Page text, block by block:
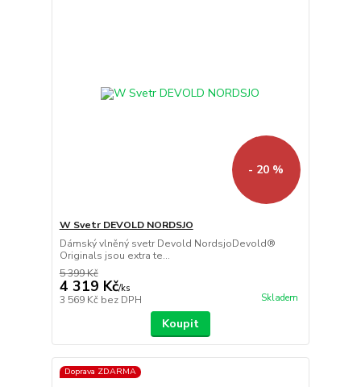
- 20 %
W Svetr DEVOLD NORDSJO
Dámský vlněný svetr Devold NordsjoDevold®
Originals jsou extra te...
5 399 Kč
4 319 Kč/ks
3 569 Kč bez DPH Skladem
Koupit
Doprava ZDARMA